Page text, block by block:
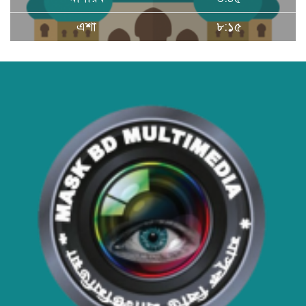
সময় কমাতে স্বাস্থ্যসেবা চেইন:
বাংলাদেশের টিকা নিরাপত্তা ও স্বাস্থ্য
সার্বভৌমত্ব: এখনই দেশীয় ভ্যাকসিন
উৎপাদনে জাতীয় বিনিয়োগের সময়
আবারো ডিএনসি নোয়াখালী কর্তৃক
বিপুল পরিমান ইয়াবা ও গাঁজা উদ্ধার
এশা
৮:১৫